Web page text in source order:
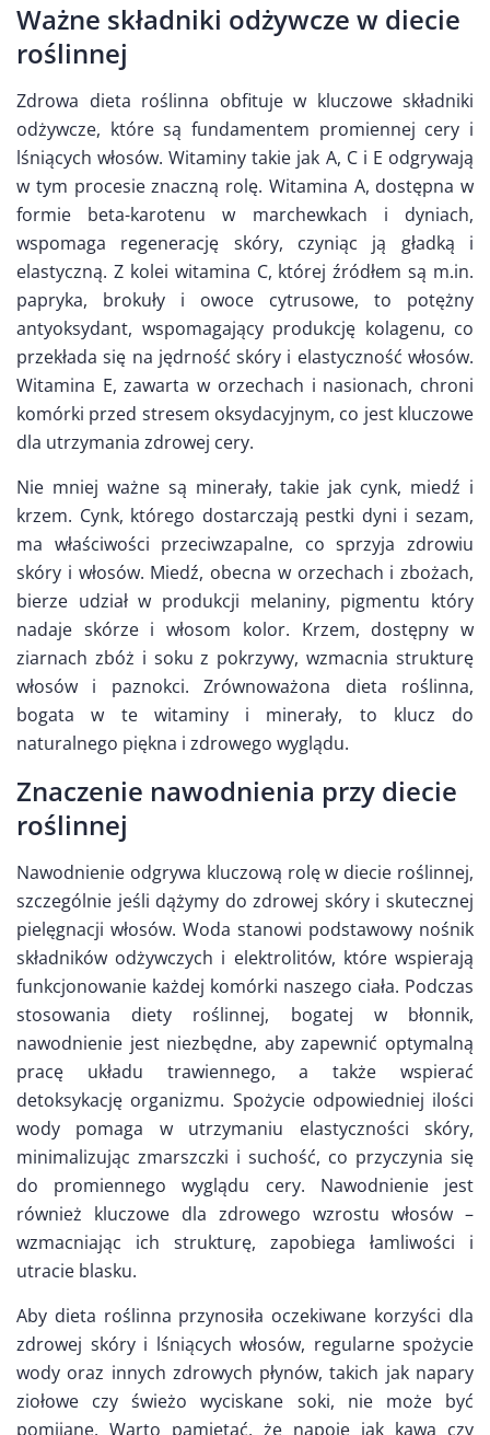
Ważne składniki odżywcze w diecie
roślinnej
Zdrowa dieta roślinna obfituje w kluczowe składniki
odżywcze, które są fundamentem promiennej cery i
lśniących włosów. Witaminy takie jak A, C i E odgrywają
w tym procesie znaczną rolę. Witamina A, dostępna w
formie beta-karotenu w marchewkach i dyniach,
wspomaga regenerację skóry, czyniąc ją gładką i
elastyczną. Z kolei witamina C, której źródłem są m.in.
papryka, brokuły i owoce cytrusowe, to potężny
antyoksydant, wspomagający produkcję kolagenu, co
przekłada się na jędrność skóry i elastyczność włosów.
Witamina E, zawarta w orzechach i nasionach, chroni
komórki przed stresem oksydacyjnym, co jest kluczowe
dla utrzymania zdrowej cery.
Nie mniej ważne są minerały, takie jak cynk, miedź i
krzem. Cynk, którego dostarczają pestki dyni i sezam,
ma właściwości przeciwzapalne, co sprzyja zdrowiu
skóry i włosów. Miedź, obecna w orzechach i zbożach,
bierze udział w produkcji melaniny, pigmentu który
nadaje skórze i włosom kolor. Krzem, dostępny w
ziarnach zbóż i soku z pokrzywy, wzmacnia strukturę
włosów i paznokci. Zrównoważona dieta roślinna,
bogata w te witaminy i minerały, to klucz do
naturalnego piękna i zdrowego wyglądu.
Znaczenie nawodnienia przy diecie
roślinnej
Nawodnienie odgrywa kluczową rolę w diecie roślinnej,
szczególnie jeśli dążymy do zdrowej skóry i skutecznej
pielęgnacji włosów. Woda stanowi podstawowy nośnik
składników odżywczych i elektrolitów, które wspierają
funkcjonowanie każdej komórki naszego ciała. Podczas
stosowania diety roślinnej, bogatej w błonnik,
nawodnienie jest niezbędne, aby zapewnić optymalną
pracę układu trawiennego, a także wspierać
detoksykację organizmu. Spożycie odpowiedniej ilości
wody pomaga w utrzymaniu elastyczności skóry,
minimalizując zmarszczki i suchość, co przyczynia się
do promiennego wyglądu cery. Nawodnienie jest
również kluczowe dla zdrowego wzrostu włosów –
wzmacniając ich strukturę, zapobiega łamliwości i
utracie blasku.
Aby dieta roślinna przynosiła oczekiwane korzyści dla
zdrowej skóry i lśniących włosów, regularne spożycie
wody oraz innych zdrowych płynów, takich jak napary
ziołowe czy świeżo wyciskane soki, nie może być
pomijane. Warto pamiętać, że napoje jak kawa czy